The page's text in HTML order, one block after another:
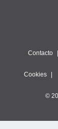
Contacto
Cookies
©